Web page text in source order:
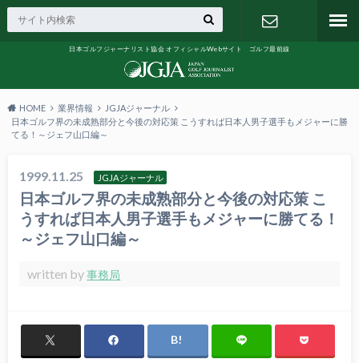
日本ゴルフジャーナリスト協会 オフィシャルWebサイト ゴルフ最前線
HOME 業界情報
JGJAジャーナル
日本ゴルフ界の未成熟部分と今後の対応策 こうすれば日本人男子選手もメジャーに勝
てる！～ジェフ山口編～
1999.11.25 JGJAジャーナル
日本ゴルフ界の未成熟部分と今後の対応策 こ
うすれば日本人男子選手もメジャーに勝てる！
～ジェフ山口編～
written by事務局